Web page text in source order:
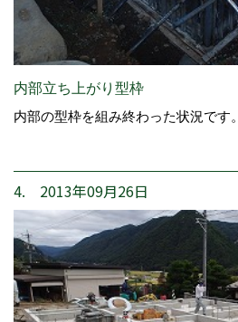
内部立ち上がり型枠
内部の型枠を組み終わった状況です。
4. 2013年09月26日